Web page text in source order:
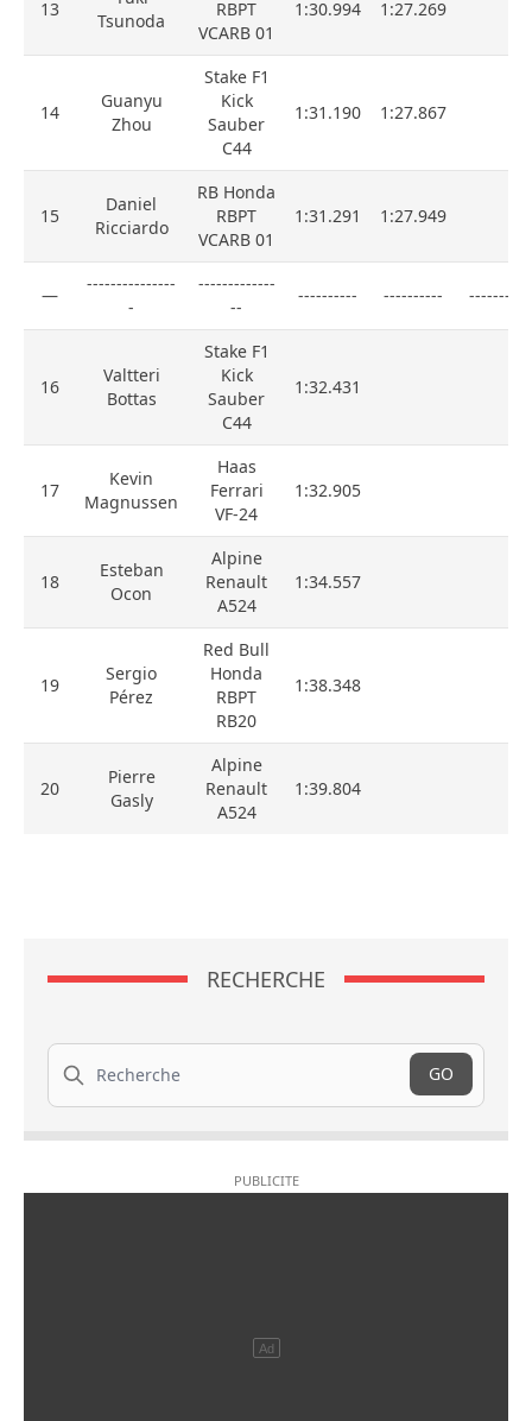
13
Tsunoda
RBPT
VCARB 01
1:30.994 1:27.269
14
Guanyu
Zhou
Stake F1
Kick
Sauber
C44
1:31.190 1:27.867
15
Daniel
Ricciardo
RB Honda
RBPT
VCARB 01
1:31.291 1:27.949
—
---------------
-
-------------
--
---------- ---------- ----------
16
Valtteri
Bottas
Stake F1
Kick
Sauber
C44
1:32.431
17
Kevin
Magnussen
Haas
Ferrari
VF-24
1:32.905
18
Esteban
Ocon
Alpine
Renault
A524
1:34.557
19
Sergio
Pérez
Red Bull
Honda
RBPT
RB20
1:38.348
20
Pierre
Gasly
Alpine
Renault
A524
1:39.804
RECHERCHE
Recherche
GO